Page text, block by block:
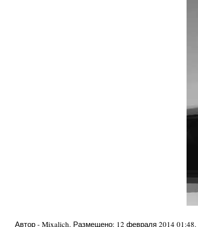
Автор - Mixalich. Размещено: 12 февраля 2014 01:48.